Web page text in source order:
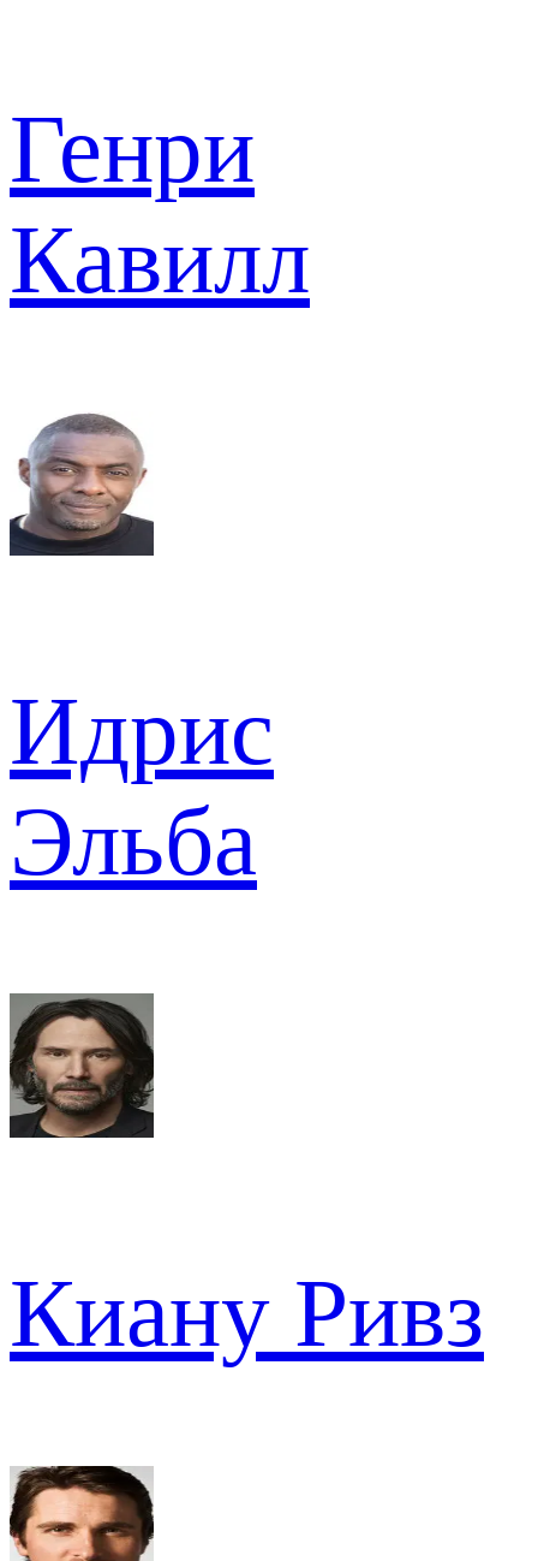
Генри
Кавилл
Идрис
Эльба
Киану Ривз